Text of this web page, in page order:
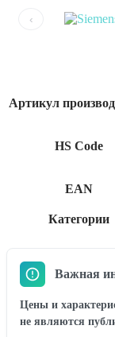
‹
Артикул
HS Code
EAN
Категории
Важная
Цены и
не являются